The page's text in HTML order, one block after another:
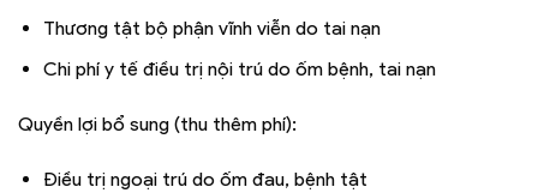
Thương tật bộ phận vĩnh viễn do tai nạn
Chi phí y tế điều trị nội trú do ốm bệnh, tai nạn
Quyền lợi bổ sung (thu thêm phí):
Điều trị ngoại trú do ốm đau, bệnh tật